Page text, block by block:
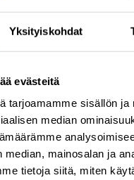
Yksityiskohdat
evästeitä
tarjoamamme sisällön ja
median
median, mainosalan ja
tietoja siitä, miten
hinnat ja
individual female
plated